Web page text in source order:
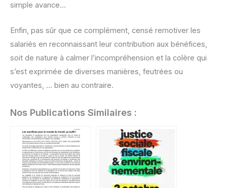
simple avance…
Enfin, pas sûr que ce complément, censé remotiver les
salariés en reconnaissant leur contribution aux bénéfices,
soit de nature à calmer l’incompréhension et la colère qui
s’est exprimée de diverses manières, feutrées ou
voyantes, … bien au contraire.
Nos Publications Similaires :